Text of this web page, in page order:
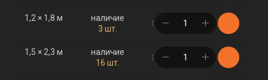
1,2 × 1,8 м
наличие
3 шт.
в корзине
1,5 × 2,3 м
наличие
16 шт.
в корзине